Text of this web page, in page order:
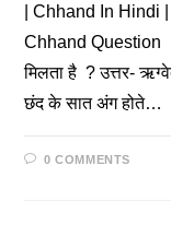
| Chhand In
Chhand Question
मिलता है ? उत्तर-
छंद के सात अंग होते…
0 COMMENTS